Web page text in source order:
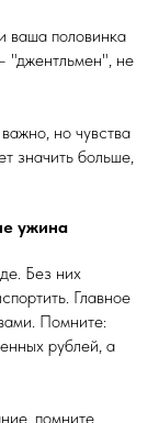
ваша половинка
"джентльмен", не
но чувства
значить больше,
ужина
Без них
Главное
Помните:
рублей, а
помните